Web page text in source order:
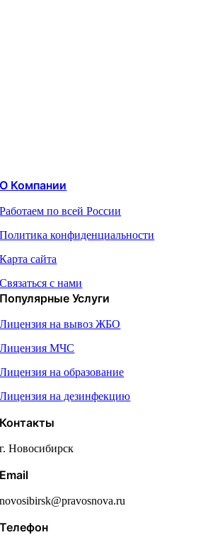
О Компании
Работаем по всей России
Политика конфиденциальности
Карта сайта
Связаться с нами
Популярные Услуги
Лицензия на вывоз ЖБО
Лицензия МЧС
Лицензия на образование
Лицензия на дезинфекцию
Контакты
г. Новосибирск
Email
novosibirsk@pravosnova.ru
Телефон